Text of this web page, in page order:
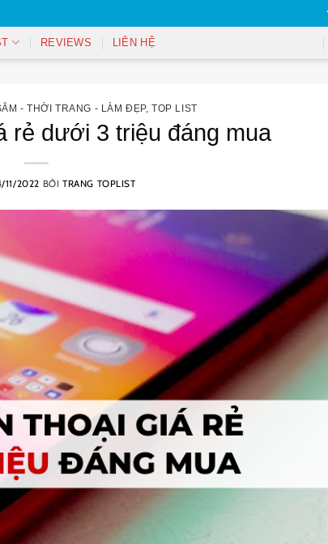
REVIEWS LIÊN HỆ
- THỜI TRANG - LÀM ĐẸP,TOP LIST
rẻ dưới 3 triệu đáng mua
11/2022 BỞI TRANG TOPLIST